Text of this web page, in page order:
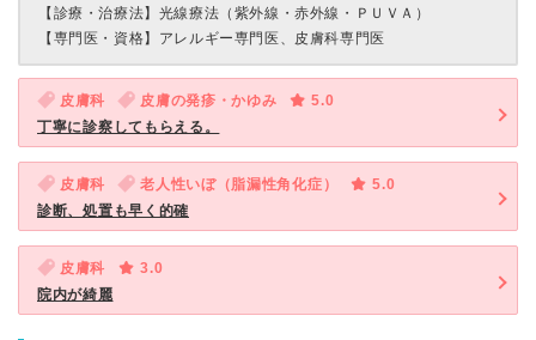
【診療・治療法】 光線療法（紫外線・赤外線・ＰＵＶＡ）
【専門医・資格】 アレルギー専門医、皮膚科専門医
皮膚科 皮膚の発疹・かゆみ
5.0
丁寧に診察してもらえる。
皮膚科 老人性いぼ（脂漏性角化症）
5.0
診断、処置も早く的確
皮膚科
3.0
院内が綺麗